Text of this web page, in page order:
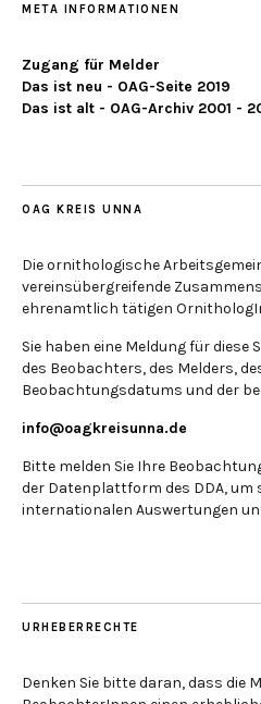
META INFORMATIONEN
Zugang für Melder
Das ist neu - OAG-Seite 2019
Das ist alt - OAG-Archiv 2001 -
OAG KREIS UNNA
Die ornithologische
vereinsübergreifende
ehrenamtlich tätigen
Sie haben eine Meldung für diese
des Beobachters, des Melders,
Beobachtungsdatums und der
info@oagkreisunna.de
Bitte melden Sie Ihre
der Datenplattform des DDA, um
internationalen Auswertungen
URHEBERRECHTE
Denken Sie bitte daran, dass die